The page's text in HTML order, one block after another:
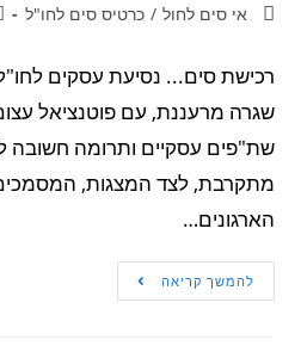
אי סים לחול / כרטיס סים לחו"ל
רכישת סים... נסיעת עסקים
שגרה מרעננת, עם פוטנציאל
שת"פים עסקיים ותרומה
מתקרבת, לצד המצגות,
הארגונים…
להמשך קריאה